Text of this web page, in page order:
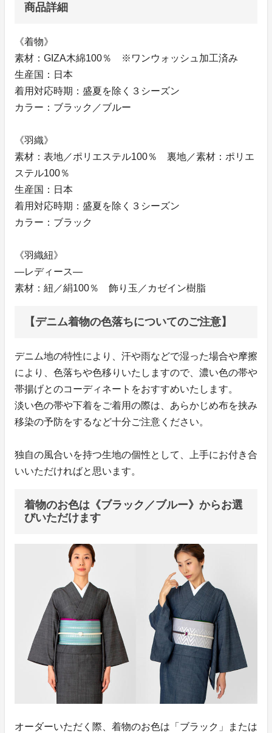
商品詳細
《着物》
素材：GIZA木綿100％ ※ワンウォッシュ加工済み
生産国：日本
着用対応時期：盛夏を除く３シーズン
カラー：ブラック／ブルー
《羽織》
素材：表地／ポリエステル100％ 裏地／素材：ポリエ
ステル100％
生産国：日本
着用対応時期：盛夏を除く３シーズン
カラー：ブラック
《羽織紐》
―レディース―
素材：紐／絹100％ 飾り玉／カゼイン樹脂
【デニム着物の色落ちについてのご注意】
デニム地の特性により、汗や雨などで湿った場合や摩擦
により、色落ちや色移りいたしますので、濃い色の帯や
帯揚げとのコーディネートをおすすめいたします。
淡い色の帯や下着をご着用の際は、あらかじめ布を挟み
移染の予防をするなど十分ご注意ください。
独自の風合いを持つ生地の個性として、上手にお付き合
いいただければと思います。
着物のお色は《ブラック／ブルー》からお選
びいただけます
オーダーいただく際、着物のお色は「ブラック」または